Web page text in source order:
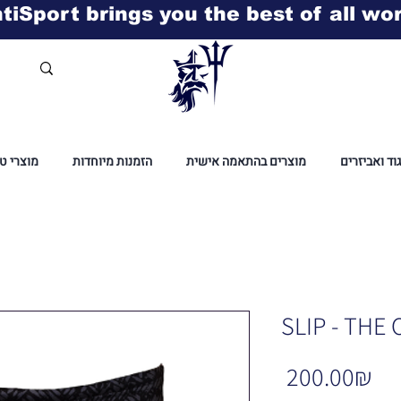
brings you the best of all
ואביזרים מוצרים בהתאמה אישית הזמנות מיוחדות מוצרי
SLIP - THE
‏200.00 ‏₪